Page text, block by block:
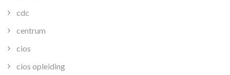
cdc
centrum
cios
cios opleiding